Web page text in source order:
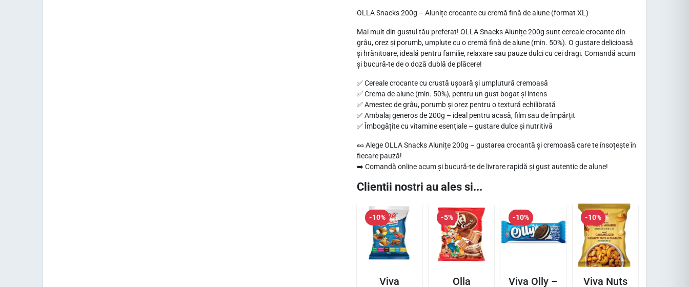
t
:
6
,
0
l
.
6
,
1
8
l
e
i
n
c
k
s
-
A
l
u
i
ț
U
p
OLLA Snacks 200g – Alunițe crocante cu cremă fină de alune (format XL)
Mai mult din gustul tău preferat! OLLA Snacks Alunițe 200g sunt cereale crocante din
grâu, orez și porumb, umplute cu o cremă fină de alune (min. 50%). O gustare delicioasă
și hrănitoare, ideală pentru familie, relaxare sau pauze dulci cu cei dragi. Comandă acum
și bucură-te de o doză dublă de plăcere!
✅ Cereale crocante cu crustă ușoară și umplutură cremoasă
✅ Crema de alune (min. 50%), pentru un gust bogat și intens
✅ Amestec de grâu, porumb și orez pentru o textură echilibrată
✅ Ambalaj generos de 200g – ideal pentru acasă, film sau de împărțit
✅ Îmbogățite cu vitamine esențiale – gustare dulce și nutritivă
🥜 Alege OLLA Snacks Alunițe 200g – gustarea crocantă și cremoasă care te însoțește în
fiecare pauză!
➡️ Comandă online acum și bucură-te de livrare rapidă și gust autentic de alune!
Clientii nostri au ales si...
-10%
Viva
-5%
Olla
-10%
Viva Olly –
-10%
Viva Nuts